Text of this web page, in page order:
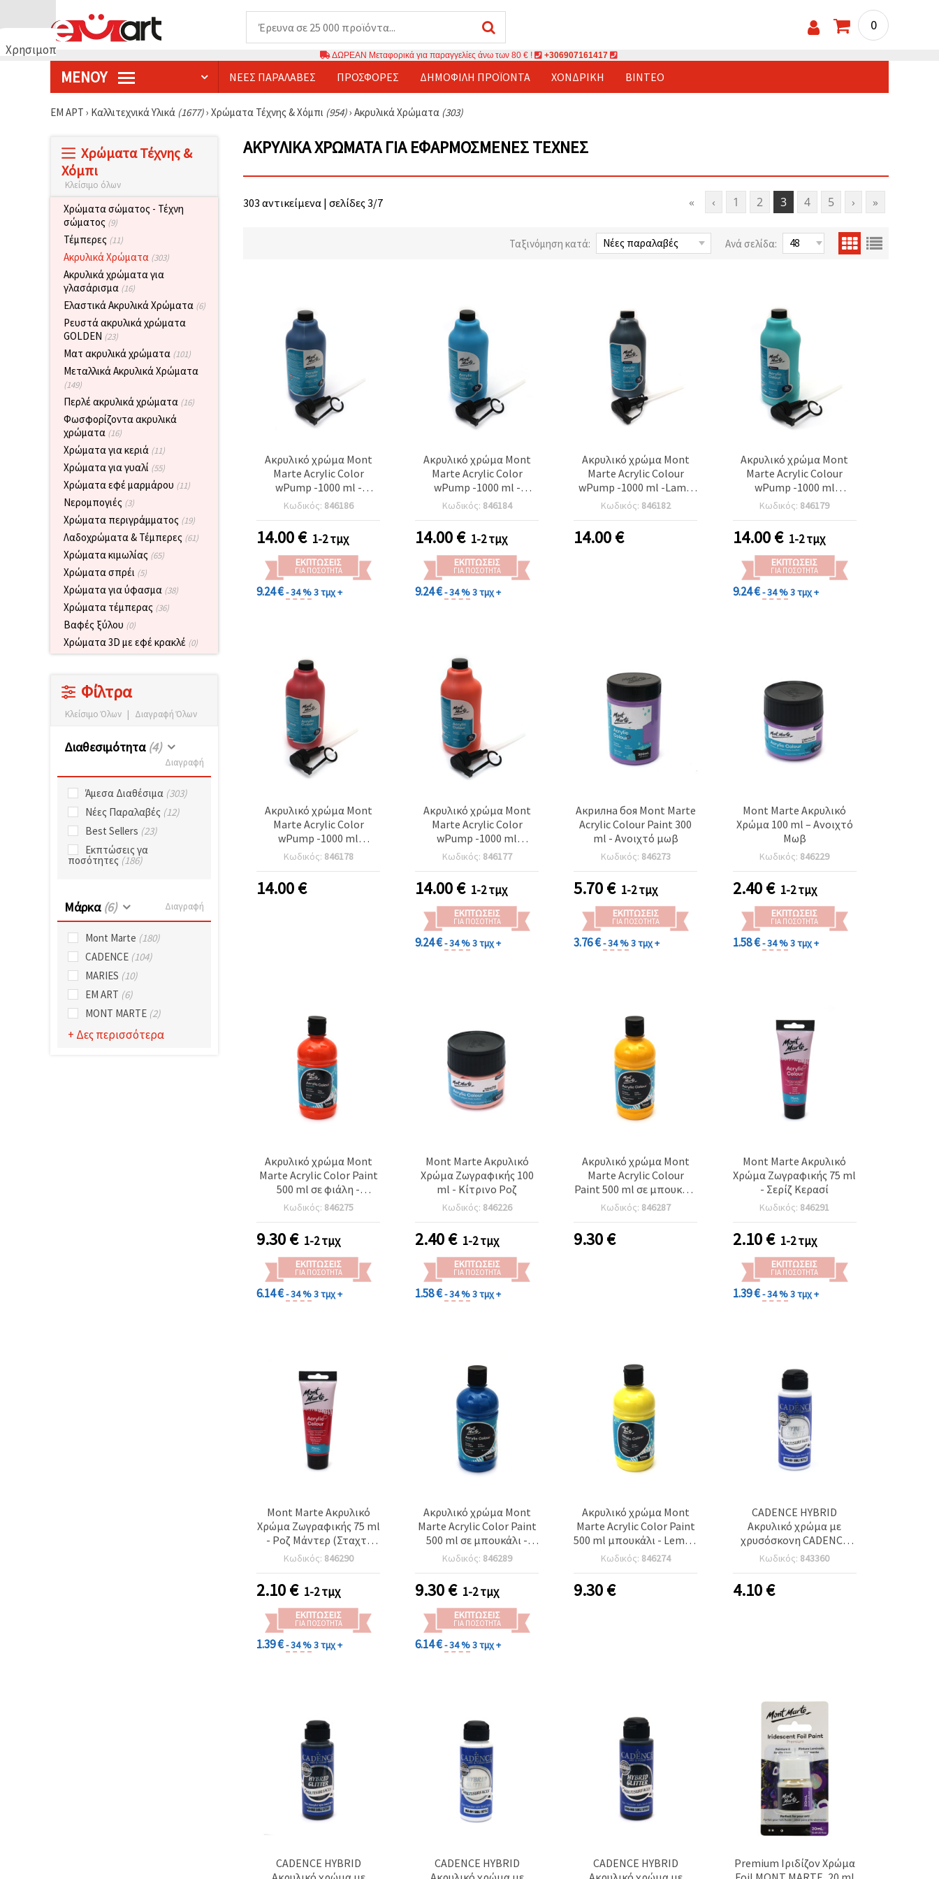
Χρησιμοποιούμε
Χρησιμοποιούμε
διασφαλίσουμε
ιστότοπου,
επισκεψιμότητα
Αποδέχομαι
0
ΔΩΡΕΑΝ Μεταφορικά για παραγγελίες άνω των 80 € ! +306907161417
ΜΕΝΟΎ ΝΈΕΣ ΠΑΡΑΛΑΒΈΣ ΠΡΟΣΦΟΡΈΣ ΔΗΜΟΦΙΛΉ ΠΡΟΪΌΝΤΑ ΧΟΝΔΡΙΚΉ ΒΊΝΤΕΟ
ΕΜ ΑΡΤ › Καλλιτεχνικά Υλικά (1677)› Χρώματα Τέχνης & Χόμπι (954)› Ακρυλικά Χρώματα (303)
Χρώματα Τέχνης &
Χόμπι
Κλείσιμο όλων
Χρώματα σώματος - Τέχνη
σώματος (9)
Τέμπερες (11)
Ακρυλικά Χρώματα (303)
Ακρυλικά χρώματα για
γλασάρισμα (16)
Ελαστικά Ακρυλικά Χρώματα (6)
Ρευστά ακρυλικά χρώματα
GOLDEN (23)
Ματ ακρυλικά χρώματα (101)
Μεταλλικά Ακρυλικά Χρώματα
(149)
Περλέ ακρυλικά χρώματα (16)
Φωσφορίζοντα ακρυλικά
χρώματα (16)
Χρώματα για κεριά (11)
Χρώματα για γυαλί (55)
Χρώματα εφέ μαρμάρου (11)
Νερομπογιές (3)
Χρώματα περιγράμματος (19)
Λαδοχρώματα & Τέμπερες (61)
Χρώματα κιμωλίας (65)
Χρώματα σπρέι (5)
Χρώματα για ύφασμα (38)
Χρώματα τέμπερας (36)
Βαφές ξύλου (0)
Χρώματα 3D με εφέ κρακλέ (0)
Φίλτρα
Κλείσιμο Όλων | Διαγραφή Όλων
Διαθεσιμότητα (4)
Διαγραφή
Άμεσα Διαθέσιμα (303)
Νέες Παραλαβές (12)
Best Sellers (23)
Εκπτώσεις γα
ποσότητες (186)
Μάρκα (6) Διαγραφή
Mont Marte (180)
CADENCE (104)
MARIES (10)
EM ART (6)
MONT MARTE (2)
+ Δες περισσότερα
ΑΚΡΥΛΙΚΆ ΧΡΏΜΑΤΑ ΓΙΑ ΕΦΑΡΜΟΣΜΈΝΕΣ ΤΈΧΝΕΣ
« ‹ 1 2 3 4 5 › »
303 αντικείμενα | σελίδες 3/7
Ταξινόμηση κατά: Ανά σελίδα:
Ακρυλικό χρώμα Mont
Marte Acrylic Color
wPump -1000 ml -
Phthalo Blue μπλε
Κωδικός: 846186
14.00€ 1-2 τμχ
ΕΚΠΤΏΣΕΙΣ
ΓΙΑ ΠΟΣΌΤΗΤΑ
9.24 €- 34 %3 τμχ +
Ακρυλικό χρώμα Mont
Marte Acrylic Color
wPump -1000 ml -
Cerulean Blue
Κωδικός: 846184
14.00€ 1-2 τμχ
ΕΚΠΤΏΣΕΙΣ
ΓΙΑ ΠΟΣΌΤΗΤΑ
9.24 €- 34 %3 τμχ +
Ακρυλικό χρώμα Mont
Marte Acrylic Colour
wPump -1000 ml -Lamp
Black
Κωδικός: 846182
14.00€
Ακρυλικό χρώμα Mont
Marte Acrylic Colour
wPump -1000 ml
-τυρκουάζ
Κωδικός: 846179
14.00€ 1-2 τμχ
ΕΚΠΤΏΣΕΙΣ
ΓΙΑ ΠΟΣΌΤΗΤΑ
9.24 €- 34 %3 τμχ +
Ακρυλικό χρώμα Mont
Marte Acrylic Color
wPump -1000 ml
-Λαμπρό κόκκινο
Κωδικός: 846178
14.00€
Ακρυλικό χρώμα Mont
Marte Acrylic Color
wPump -1000 ml
-Πορτοκαλί
Κωδικός: 846177
14.00€ 1-2 τμχ
ΕΚΠΤΏΣΕΙΣ
ΓΙΑ ΠΟΣΌΤΗΤΑ
9.24 €- 34 %3 τμχ +
Акрилна боя Mont Marte
Acrylic Colour Paint 300
ml - Ανοιχτό μωβ
Κωδικός: 846273
5.70€ 1-2 τμχ
ΕΚΠΤΏΣΕΙΣ
ΓΙΑ ΠΟΣΌΤΗΤΑ
3.76 €- 34 %3 τμχ +
Mont Marte Ακρυλικό
Χρώμα 100 ml – Ανοιχτό
Μωβ
Κωδικός: 846229
2.40€ 1-2 τμχ
ΕΚΠΤΏΣΕΙΣ
ΓΙΑ ΠΟΣΌΤΗΤΑ
1.58 €- 34 %3 τμχ +
Ακρυλικό χρώμα Mont
Marte Acrylic Color Paint
500 ml σε φιάλη -
πορτοκαλί
Κωδικός: 846275
9.30€ 1-2 τμχ
ΕΚΠΤΏΣΕΙΣ
ΓΙΑ ΠΟΣΌΤΗΤΑ
6.14 €- 34 %3 τμχ +
Mont Marte Ακρυλικό
Χρώμα Ζωγραφικής 100
ml - Κίτρινο Ροζ
Κωδικός: 846226
2.40€ 1-2 τμχ
ΕΚΠΤΏΣΕΙΣ
ΓΙΑ ΠΟΣΌΤΗΤΑ
1.58 €- 34 %3 τμχ +
Ακρυλικό χρώμα Mont
Marte Acrylic Colour
Paint 500 ml σε μπουκάλι
- Medium Yellow
Κωδικός: 846287
9.30€
Mont Marte Ακρυλικό
Χρώμα Ζωγραφικής 75 ml
- Σερίζ Κερασί
Κωδικός: 846291
2.10€ 1-2 τμχ
ΕΚΠΤΏΣΕΙΣ
ΓΙΑ ΠΟΣΌΤΗΤΑ
1.39 €- 34 %3 τμχ +
Mont Marte Ακρυλικό
Χρώμα Ζωγραφικής 75 ml
- Ροζ Μάντερ (Σταχτί
Ροζ)
Κωδικός: 846290
2.10€ 1-2 τμχ
ΕΚΠΤΏΣΕΙΣ
ΓΙΑ ΠΟΣΌΤΗΤΑ
1.39 €- 34 %3 τμχ +
Ακρυλικό χρώμα Mont
Marte Acrylic Color Paint
500 ml σε μπουκάλι -
Deep Cyan σκούρο μπλε
Κωδικός: 846289
9.30€ 1-2 τμχ
ΕΚΠΤΏΣΕΙΣ
ΓΙΑ ΠΟΣΌΤΗΤΑ
6.14 €- 34 %3 τμχ +
Ακρυλικό χρώμα Mont
Marte Acrylic Color Paint
500 ml μπουκάλι - Lemon
Yellow
Κωδικός: 846274
9.30€
CADENCE HYBRID
Ακρυλικό χρώμα με
χρυσόσκονη CADENCE
GLITTER HYBRID 120 ml -
WHITE HSG-001
Κωδικός: 843360
4.10€
CADENCE HYBRID
CADENCE HYBRID
CADENCE HYBRID
Premium Ιριδίζον Χρώμα